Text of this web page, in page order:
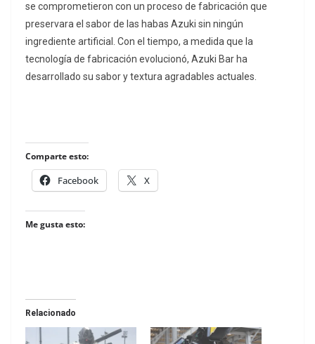
se comprometieron con un proceso de fabricación que
preservara el sabor de las habas Azuki sin ningún
ingrediente artificial. Con el tiempo, a medida que la
tecnología de fabricación evolucionó, Azuki Bar ha
desarrollado su sabor y textura agradables actuales.
Comparte esto:
Facebook X
Me gusta esto:
Relacionado